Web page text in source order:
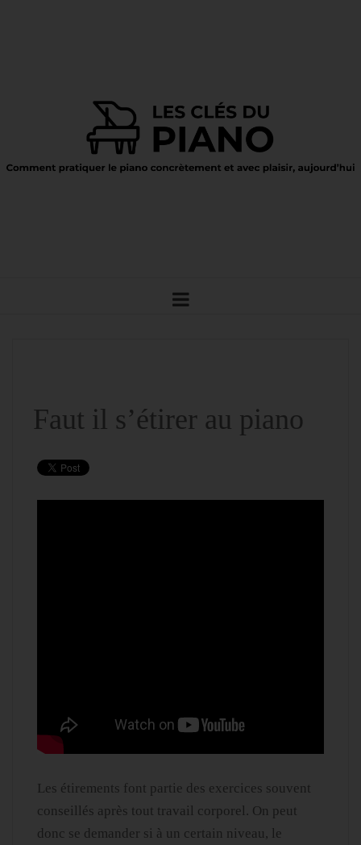
Faut il s’étirer au piano
Les étirements font partie des exercices souvent
conseillés après tout travail corporel. On peut
donc se demander si à un certain niveau, le